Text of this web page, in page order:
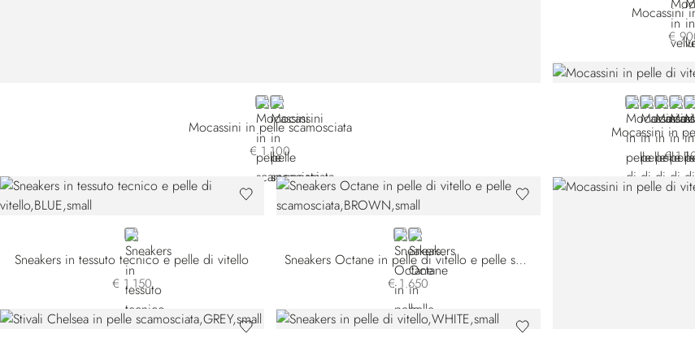
BLUEBROWN
Mocassini in pelle scamosciata
€ 1.100
Mocassini
€
BLUE NPS-
BLUEBLUE
Mocassini in
€
BLUE
Sneakers in tessuto tecnico e pelle di vitello
€ 1.150
BROWN
BLACK
Sneakers Octane in pelle di vitello e pelle scamosciata
€ 1.650